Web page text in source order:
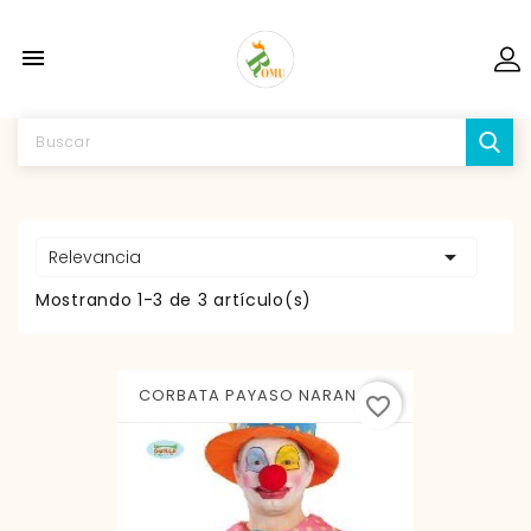

Relevancia 
Mostrando 1-3 de 3 artículo(s)
CORBATA PAYASO NARANJA...
favorite_border